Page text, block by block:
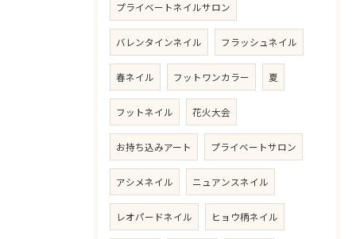
プライベートネイルサロン
バレンタインネイル フラッシュネイル
春ネイル フットワンカラー 夏
フットネイル 花火大会
お持ち込みアート プライベートサロン
アシメネイル ニュアンスネイル
レオパードネイル ヒョウ柄ネイル